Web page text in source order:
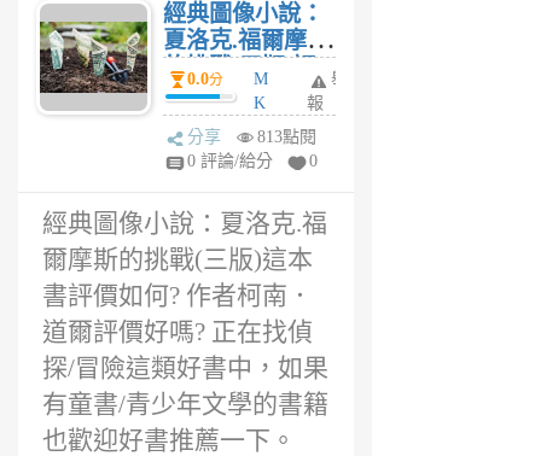
經典圖像小說：
夏洛克.福爾摩斯
的挑戰(三版)評
價? 經典圖像小
說：夏洛克.福爾
摩斯的挑戰(三
版)適合幾歲小朋
0.0分
M
K
6
年
舉
報
分享
813點閱
0 評論/給分
0
經典圖像小說：夏洛克.福
爾摩斯的挑戰(三版)這本
書評價如何? 作者柯南．
道爾評價好嗎? 正在找偵
探/冒險這類好書中，如果
有童書/青少年文學的書籍
也歡迎好書推薦一下。